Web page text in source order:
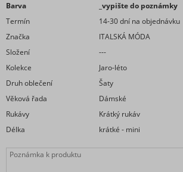
Barva
_vypište do poznámky
Termín
14-30 dní na objednávku
Značka
ITALSKÁ MÓDA
Složení
---
Kolekce
Jaro-léto
Druh oblečení
Šaty
Věková řada
Dámské
Rukávy
Krátký rukáv
Délka
krátké - mini